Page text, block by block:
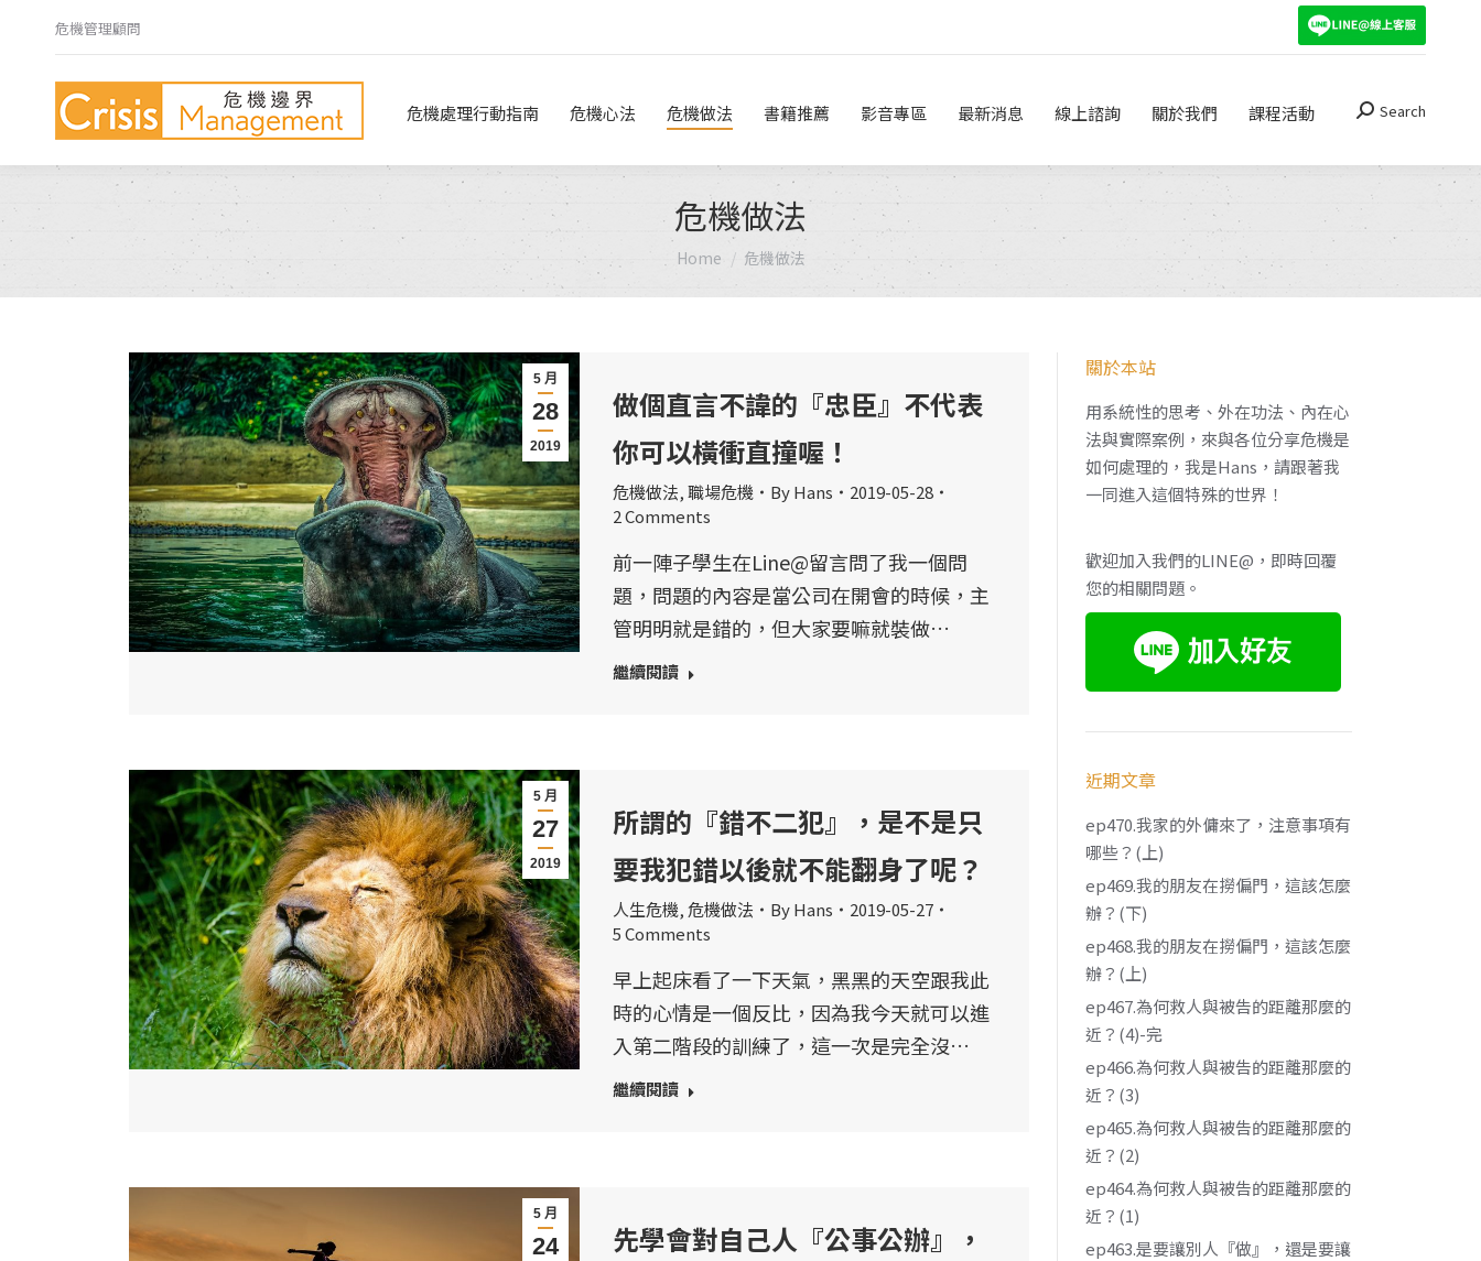
危機管理顧問
危機處理行動指南 危機心法 危機做法 書籍推薦 影音專區 最新消息 線上諮詢 關於我們 課程活動 Search:
Search
危機做法
You are here:
Home 危機做法
5 月
28
2019
做個直言不諱的『忠臣』不代表
你可以橫衝直撞喔！
危機做法,職場危機 ByHans
2019-05-28
2 Comments
前一陣子學生在Line@留言問了我一個問
題，問題的內容是當公司在開會的時候，主
管明明就是錯的，但大家要嘛就裝做…
繼續閱讀
5 月
27
2019
所謂的『錯不二犯』，是不是只
要我犯錯以後就不能翻身了呢？
人生危機,危機做法 ByHans
2019-05-27
5 Comments
早上起床看了一下天氣，黑黑的天空跟我此
時的心情是一個反比，因為我今天就可以進
入第二階段的訓練了，這一次是完全沒…
繼續閱讀
5 月
24
先學會對自己人『公事公辦』，
關於本站
用系統性的思考、外在功法、內在心
法與實際案例，來與各位分享危機是
如何處理的，我是Hans，請跟著我
一同進入這個特殊的世界！
歡迎加入我們的LINE@，即時回覆
您的相關問題。
近期文章
ep470.我家的外傭來了，注意事項有
哪些？(上)
ep469.我的朋友在撈偏門，這該怎麼
辦？(下)
ep468.我的朋友在撈偏門，這該怎麼
辦？(上)
ep467.為何救人與被告的距離那麼的
近？(4)-完
ep466.為何救人與被告的距離那麼的
近？(3)
ep465.為何救人與被告的距離那麼的
近？(2)
ep464.為何救人與被告的距離那麼的
近？(1)
ep463.是要讓別人『做』，還是要讓